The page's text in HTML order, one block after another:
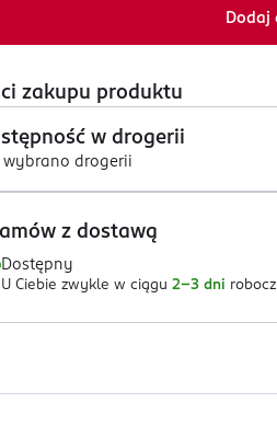
Dodaj
zakupu produktu
w drogerii
wybrano drogerii
z dostawą
Dostępny
U Ciebie zwykle w ciągu 2-3 dni